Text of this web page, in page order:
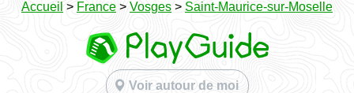
Accueil > France > Vosges > Saint-Maurice-sur-Moselle
Voir autour de moi